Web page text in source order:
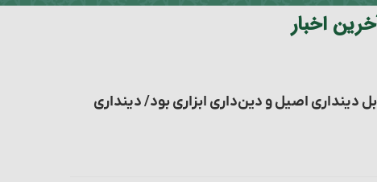
اخبار
دینداری اصیل و دین‌داری ابزاری بود/ دینداری